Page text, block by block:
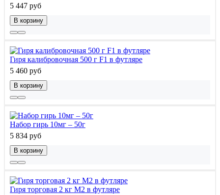
5 447 руб
В корзину
Гиря калибровочная 500 г F1 в футляре
5 460 руб
В корзину
Набор гирь 10мг – 50г
5 834 руб
В корзину
Гиря торговая 2 кг М2 в футляре